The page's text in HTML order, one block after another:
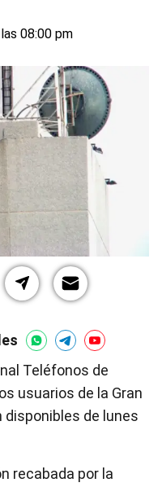
08:00 pm
Teléfonos de
usuarios de la Gran
de lunes
recabada por la